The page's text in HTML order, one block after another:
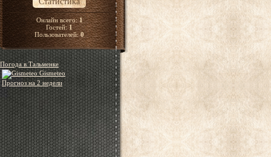
Онлайн всего:1
Гостей:1
Пользователей:0
Погода в Тальменке
Gismeteo
Прогноз на 2 недели